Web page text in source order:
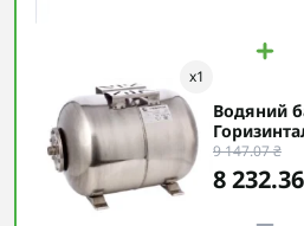
x1
Водяний
9 147.07 ₴
8